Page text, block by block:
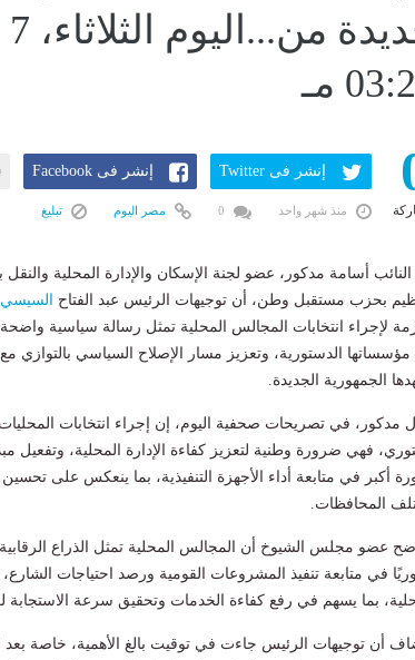
مـ
إنشر فى Twitter إنشر فى Facebook
منذ شهر واحد مصر اليوم تبليغ
النائب أسامة مدكور، عضو لجنة الإسكان والإدارة المحلية
بحزب مستقبل وطن، أن توجيهات الرئيس عبد الفتاح
السيسي
لإجراء انتخابات المجالس المحلية تمثل رسالة سياسية
مؤسساتها الدستورية، وتعزيز مسار الإصلاح السياسي بالتوازي
الجمهورية الجديدة.
مدكور، في تصريحات صحفية اليوم، إن إجراء انتخابات
فهي ضرورة وطنية لتعزيز كفاءة الإدارة المحلية، وتفعيل
أكبر في متابعة أداء الأجهزة التنفيذية، بما ينعكس على
المحافظات.
عضو مجلس الشيوخ أن المجالس المحلية تمثل الذراع الرقابية
في متابعة تنفيذ المشروعات القومية ورصد احتياجات
بما يسهم في رفع كفاءة الخدمات وتحقيق سرعة الاستجابة
أن توجيهات الرئيس جاءت في توقيت بالغ الأهمية، خاصة بعد